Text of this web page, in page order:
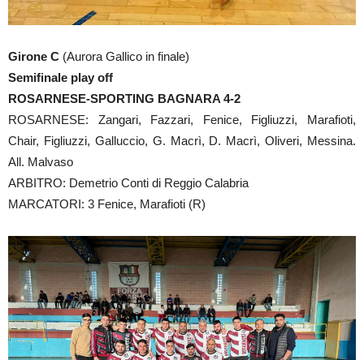
Girone C (Aurora Gallico in finale)
Semifinale play off
ROSARNESE-SPORTING BAGNARA 4-2
ROSARNESE: Zangari, Fazzari, Fenice, Figliuzzi, Marafioti,
Chair, Figliuzzi, Galluccio, G. Macrì, D. Macrì, Oliveri, Messina.
All. Malvaso
ARBITRO: Demetrio Conti di Reggio Calabria
MARCATORI: 3 Fenice, Marafioti (R)